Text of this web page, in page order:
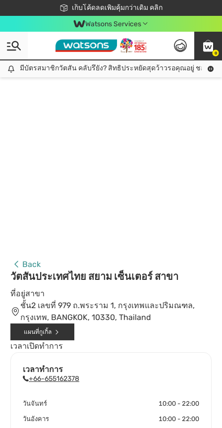
เก็บโค้ดลดเพิ่มคุ้มกว่าเดิม คลิก
ชอปออนไลน์ครั้งแรก ลดเพิ่มจุก ๆ 10%! 🎉
📦ส่งฟรี! เมื่อชอป 499฿
สมาชิกวัตสัน คลับดียังไง?
Watsons Services
0
มีบัตรสมาชิกวัตสัน คลับรึยัง? สิทธิประหยัดสุดว้าวรอคุณอยู่ ชอปคุ้มกว่าเดิม คลิก!
มีบัตรสมาชิกวัตสัน คลับรึยัง? สิทธิประหยัดสุดว้าวรอคุณอยู่ ชอปคุ้มก
Back
วัตสันประเทศไทย สยาม เซ็นเตอร์ สาขา
ที่อยู่สาขา
ชั้น2 เลขที่ 979 ถ.พระราม 1, กรุงเทพและปริมณฑล,
กรุงเทพ, BANGKOK, 10330, Thailand
แผนที่กูเกิ้ล
เวลาเปิดทำการ
เวลาทำการ
+66-655162378
วันจันทร์ 10:00 - 22:00
วันอังคาร 10:00 - 22:00